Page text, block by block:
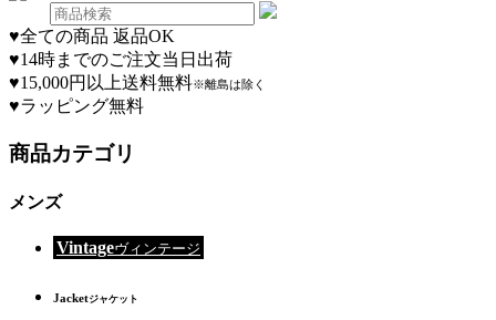
♥全ての商品 返品OK
♥14時までのご注文当日出荷
♥15,000円以上送料無料※離島は除く
♥ラッピング無料
商品カテゴリ
メンズ
Vintageヴィンテージ
Jacketジャケット